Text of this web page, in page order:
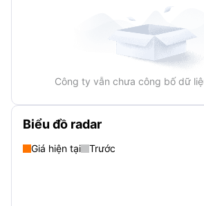
Công ty vẫn chưa công bố dữ
Biểu đồ radar
Giá hiện tại Trước